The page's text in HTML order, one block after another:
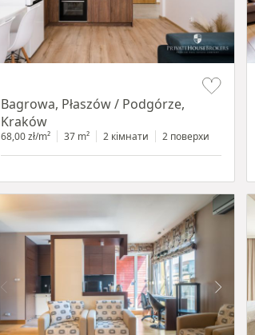
Bagrowa, Płaszów / Podgórze,
Kraków
68,00 zł/m² 37 m² 2 кімнати 2 поверхи